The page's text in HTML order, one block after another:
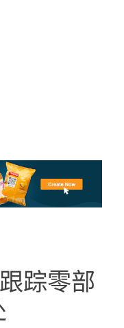
踪零部